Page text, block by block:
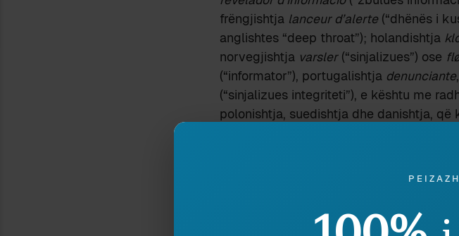
frëngjishtja lanceur d’alerte (“dhënës i
anglishtes “deep throat”); holandishtja
norvegjishtja varsler(“sinjalizues”) ose
(“informator”), portugalishtja denunciante
(“sinjalizues integriteti”), e kështu me
polonishtja, suedishtja dhe danishtja,
asnjë prej gjuhëve të tjera europiane
kryesisht nëpërmjet metaforës së
idiomatizmit të anglishtes whistleblower